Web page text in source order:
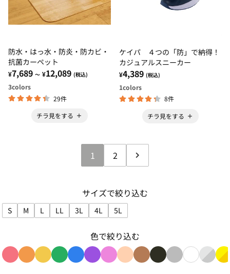
防水・はっ水・防炎・防カビ・
抗菌カーペット
¥7,689 ～ ¥12,089 (税込)
3colors
29件
チラ見をする
ケイパ ４つの「防」で納得！
カジュアルスニーカー
¥4,389 (税込)
1colors
8件
チラ見をする
1 2
サイズで絞り込む
S
サイズで絞り込み: S
M
サイズで絞り込み: M
L
サイズで絞り込み: L
LL
サイズで絞り込み: LL
3L
サイズで絞り込み: 3L
4L
サイズで絞り込み: 4L
5L
サイズで絞り込み: 5L
色で絞り込む